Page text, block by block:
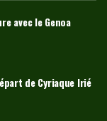
avec le Genoa
de Cyriaque Irié